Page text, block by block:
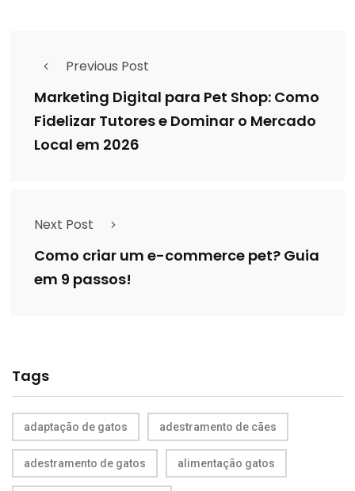
Previous Post
Marketing Digital para Pet Shop: Como
Fidelizar Tutores e Dominar o Mercado
Local em 2026
Next Post
Como criar um e-commerce pet? Guia
em 9 passos!
Tags
adaptação de gatos adestramento de cães
adestramento de gatos alimentação gatos